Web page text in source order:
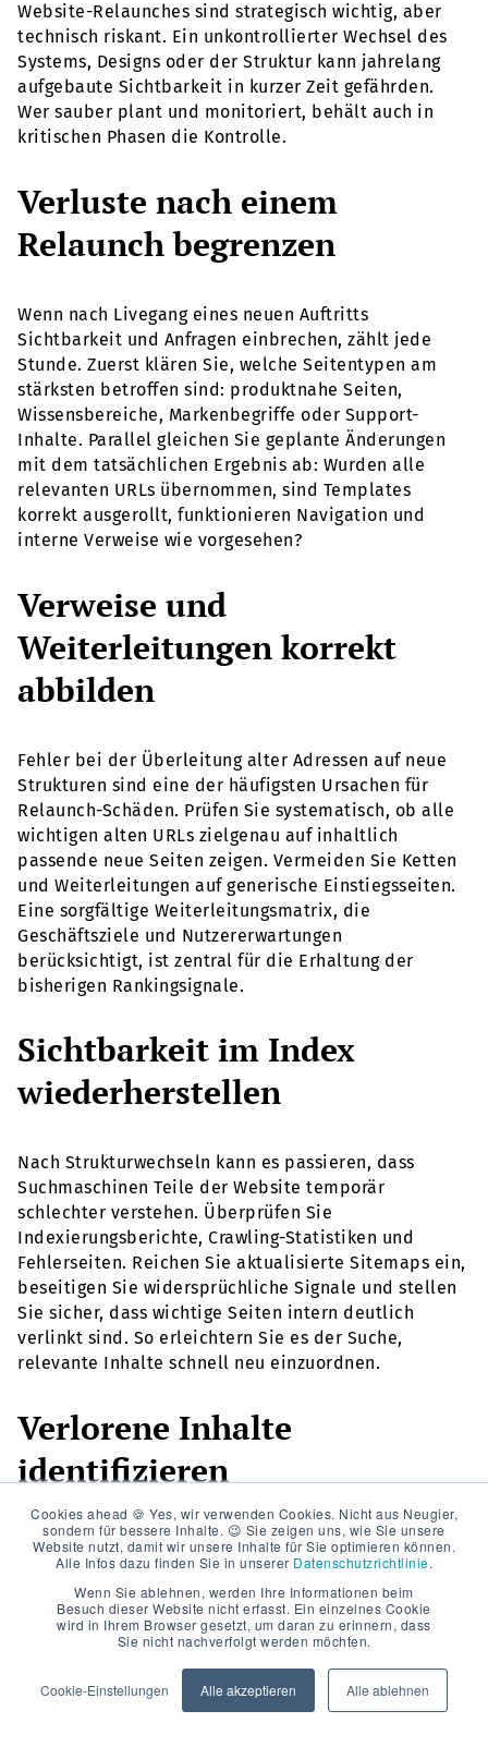
Cookies ahead 🍪 Yes, wir verwenden Cookies. Nicht aus Neugier,
sondern für bessere Inhalte. 😉 Sie zeigen uns, wie Sie unsere
Website nutzt, damit wir unsere Inhalte für Sie optimieren können.
Alle Infos dazu finden Sie in unserer Datenschutzrichtlinie.
Wenn Sie ablehnen, werden Ihre Informationen beim
Besuch dieser Website nicht erfasst. Ein einzelnes Cookie
wird in Ihrem Browser gesetzt, um daran zu erinnern, dass
Sie nicht nachverfolgt werden möchten.
Cookie-Einstellungen Alle akzeptieren Alle ablehnen
Website-Relaunches sind strategisch wichtig, aber
technisch riskant. Ein unkontrollierter Wechsel des
Systems, Designs oder der Struktur kann jahrelang
aufgebaute Sichtbarkeit in kurzer Zeit gefährden.
Wer sauber plant und monitoriert, behält auch in
kritischen Phasen die Kontrolle.
Verluste nach einem
Relaunch begrenzen
Wenn nach Livegang eines neuen Auftritts
Sichtbarkeit und Anfragen einbrechen, zählt jede
Stunde. Zuerst klären Sie, welche Seitentypen am
stärksten betroffen sind: produktnahe Seiten,
Wissensbereiche, Markenbegriffe oder Support-
Inhalte. Parallel gleichen Sie geplante Änderungen
mit dem tatsächlichen Ergebnis ab: Wurden alle
relevanten URLs übernommen, sind Templates
korrekt ausgerollt, funktionieren Navigation und
interne Verweise wie vorgesehen?
Verweise und
Weiterleitungen korrekt
abbilden
Fehler bei der Überleitung alter Adressen auf neue
Strukturen sind eine der häufigsten Ursachen für
Relaunch-Schäden. Prüfen Sie systematisch, ob alle
wichtigen alten URLs zielgenau auf inhaltlich
passende neue Seiten zeigen. Vermeiden Sie Ketten
und Weiterleitungen auf generische Einstiegsseiten.
Eine sorgfältige Weiterleitungsmatrix, die
Geschäftsziele und Nutzererwartungen
berücksichtigt, ist zentral für die Erhaltung der
bisherigen Rankingsignale.
Sichtbarkeit im Index
wiederherstellen
Nach Strukturwechseln kann es passieren, dass
Suchmaschinen Teile der Website temporär
schlechter verstehen. Überprüfen Sie
Indexierungsberichte, Crawling-Statistiken und
Fehlerseiten. Reichen Sie aktualisierte Sitemaps ein,
beseitigen Sie widersprüchliche Signale und stellen
Sie sicher, dass wichtige Seiten intern deutlich
verlinkt sind. So erleichtern Sie es der Suche,
relevante Inhalte schnell neu einzuordnen.
Verlorene Inhalte
identifizieren
Im Zuge von Design- oder Strukturupdates fallen
Inhalte leicht „hinten runter“. Vergleichen Sie die
alte und neue Struktur, um festzustellen, ob Seiten
mit stabiler Performance versehentlich entfernt oder
in weniger prominente Bereiche verschoben wurden.
Gerade im B2B-Kontext sind langjährig gut rankende
Fachartikel, Whitepaper-Teaser oder Case Studies
wertvolle Trafficbringer, die bei Umstellungen